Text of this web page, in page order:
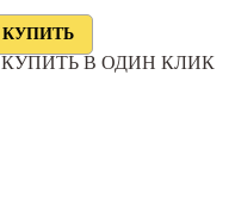
КУПИТЬ В ОДИН КЛИК